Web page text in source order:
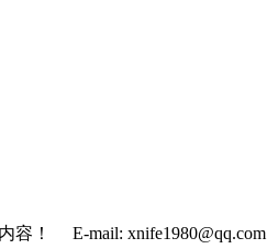
容！ E-mail: xnife1980@qq.com